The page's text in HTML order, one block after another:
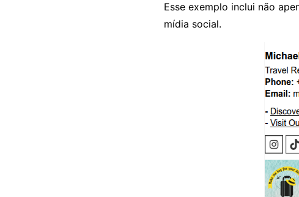
Esse exemplo inclui não
mídia social.